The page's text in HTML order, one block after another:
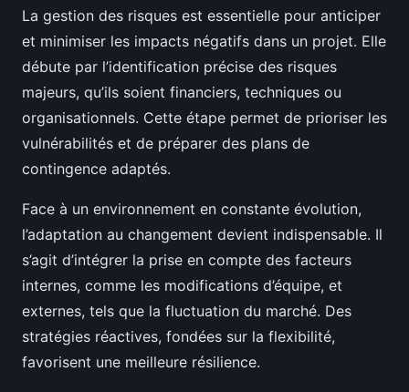
La gestion des risques est essentielle pour anticiper
et minimiser les impacts négatifs dans un projet. Elle
débute par l’identification précise des risques
majeurs, qu’ils soient financiers, techniques ou
organisationnels. Cette étape permet de prioriser les
vulnérabilités et de préparer des plans de
contingence adaptés.
Face à un environnement en constante évolution,
l’adaptation au changement devient indispensable. Il
s’agit d’intégrer la prise en compte des facteurs
internes, comme les modifications d’équipe, et
externes, tels que la fluctuation du marché. Des
stratégies réactives, fondées sur la flexibilité,
favorisent une meilleure résilience.